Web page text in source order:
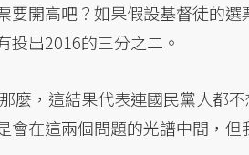
要開高吧？如果假設基督徒的
投出2016的三分之二。
麼，這結果代表連國民黨人都
會在這兩個問題的光譜中間，